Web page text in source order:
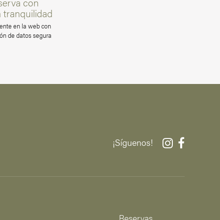
tranquilidad
en la web con
de datos segura
¡Síguenos!